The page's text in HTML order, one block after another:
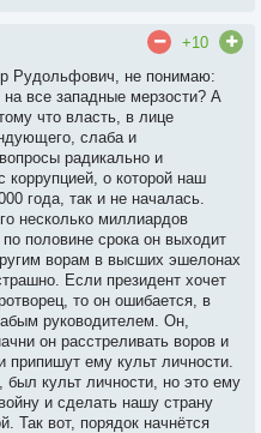
+10
Рудольфович, не понимаю:
все западные мерзости? А
что власть, в лице
слаба и
радикально и
коррупцией, о которой наш
года, так и не началась.
несколько миллиардов
половине срока он выходит
ворам в высших эшелонах
Если президент хочет
то он ошибается, в
руководителем. Он,
он расстреливать воров и
припишут ему культ личности.
культ личности, но это ему
и сделать нашу страну
Так вот, порядок начнётся